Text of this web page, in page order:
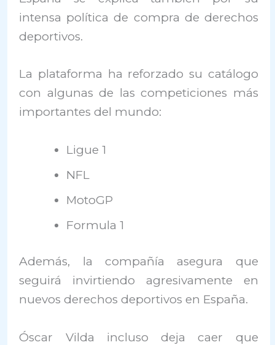
intensa política de compra de derechos
deportivos.
La plataforma ha reforzado su catálogo
con algunas de las competiciones más
importantes del mundo:
Ligue 1
NFL
MotoGP
Formula 1
Además, la compañía asegura que
seguirá invirtiendo agresivamente en
nuevos derechos deportivos en España.
Óscar Vilda incluso deja caer que